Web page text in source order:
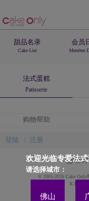
甜品名录
Cake List
会员
Member
法式蛋糕
Patisserie
欢迎光临专爱法
请选择城市：
佛山
购物帮助
登陆 注册
官
© 2005-2026 Cake
ICP备案